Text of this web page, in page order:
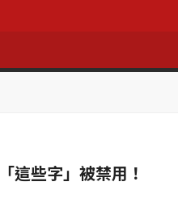
這些字」被禁用！